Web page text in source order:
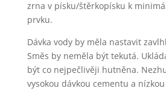
zrna v písku/štěrkopísku k
prvku.
Dávka vody by měla nastavit
Směs by neměla být tekutá.
být co nejpečlivěji hutněna.
vysokou dávkou cementu a